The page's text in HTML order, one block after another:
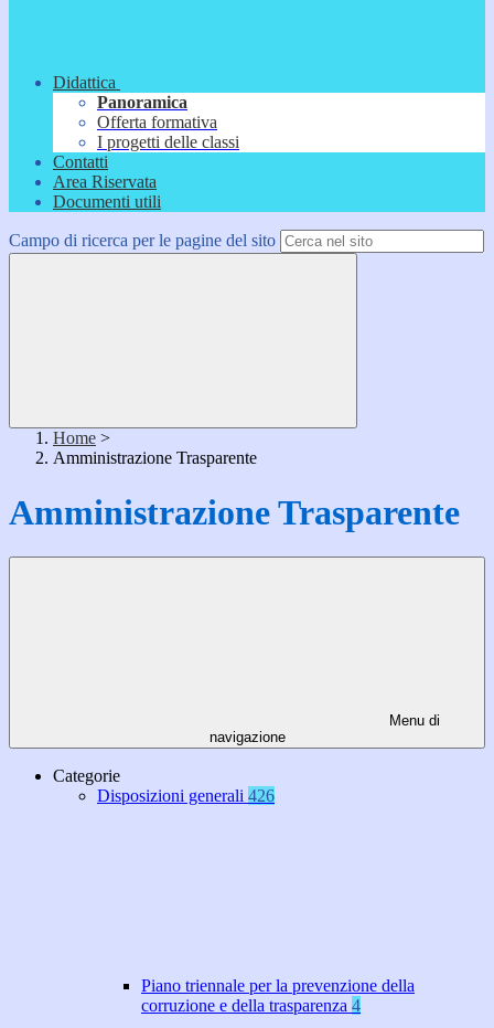
Didattica
Panoramica
Offerta formativa
I progetti delle classi
Contatti
Area Riservata
Documenti utili
Campo di ricerca per le pagine del sito
Home >
Amministrazione Trasparente
Amministrazione Trasparente
Menu di
navigazione
Categorie
Disposizioni generali 426
Piano triennale per la prevenzione della
corruzione e della trasparenza 4